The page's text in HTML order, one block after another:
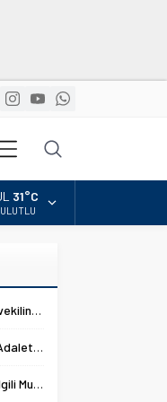
Kategoriler
31°C
gerdi!
Edildi
Verdik